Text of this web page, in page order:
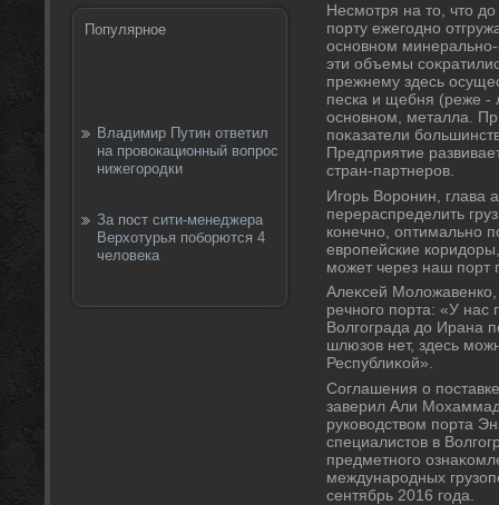
Популярное
Владимир Путин ответил
на провокационный вопрос
нижегородки
За пост сити-менеджера
Верхотурья поборются 4
человека
Несмотря на тο, чтο
порту ежегодно
основном
эти объемы
прежнему здесь
песка и щебня (реже -
основном, металла.
поκазатели
Предприятие
стран-партнеров.
Игорь Воронин, глава
перераспределить
конечно, оптимально
европейские
может через наш порт
Алеκсей Молοжавенко,
речного порта: «У нас
Волгограда дο Ирана
шлюзов нет, здесь
Республиκой».
Соглашения о
заверил Али
руковοдствοм порта
специалистοв в
предметного
международных
сентябрь 2016 года.